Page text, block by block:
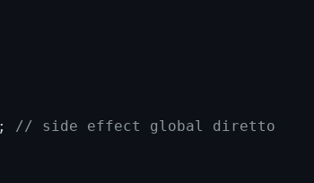
// side effect global diretto